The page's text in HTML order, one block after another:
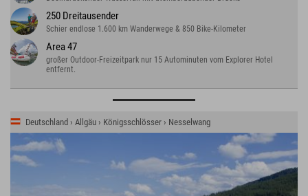
250 Dreitausender
Schier endlose 1.600 km Wanderwege & 850 Bike-Kilometer
Area 47
großer Outdoor-Freizeitpark nur 15 Autominuten vom Explorer Hotel
entfernt.
Deutschland › Allgäu › Königsschlösser › Nesselwang